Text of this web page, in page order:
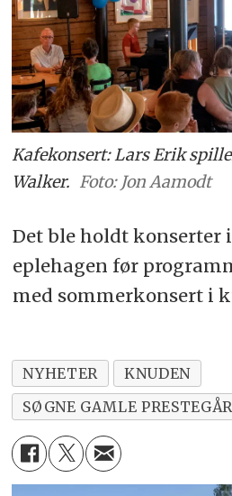
Kafekonsert: Lars Erik
Walker. Foto: Jon Aamodt
Det ble holdt konserter
eplehagen før
med sommerkonsert i
NYHETER
KNUDEN
SØGNE GAMLE